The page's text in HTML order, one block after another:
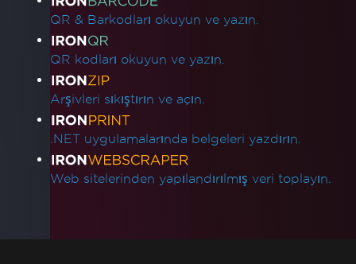
QR & Barkodları okuyun ve yazın.
QR kodları okuyun ve yazın.
Arşivleri sıkıştırın ve açın.
.NET uygulamalarında belgeleri yazdırın.
Web sitelerinden yapılandırılmış veri toplayın.